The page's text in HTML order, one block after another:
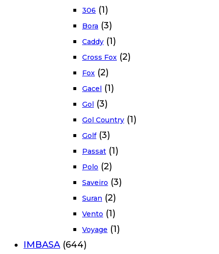
306 (1)
Bora (3)
Caddy (1)
Cross Fox (2)
Fox (2)
Gacel (1)
Gol (3)
Gol Country (1)
Golf (3)
Passat (1)
Polo (2)
Saveiro (3)
Suran (2)
Vento (1)
Voyage (1)
IMBASA (644)